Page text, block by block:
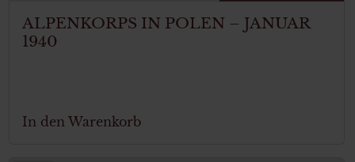
ALPENKORPS IN POLEN – JANUAR
1940
In den Warenkorb